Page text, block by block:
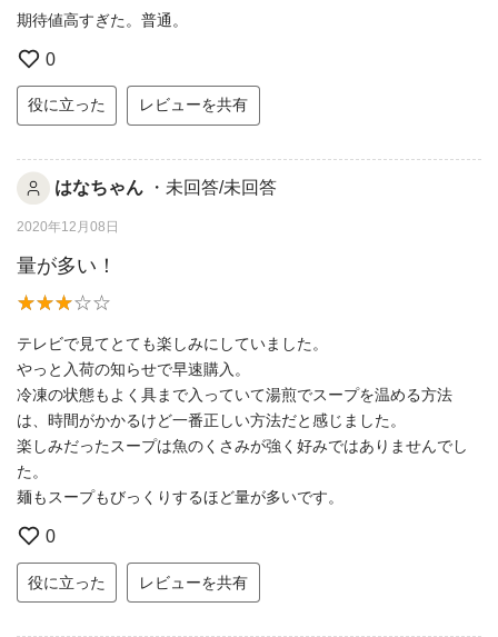
期待値高すぎた。普通。
0
役に立った レビューを共有
はなちゃん ・未回答/未回答
2020年12月08日
量が多い！
テレビで見てとても楽しみにしていました。
やっと入荷の知らせで早速購入。
冷凍の状態もよく具まで入っていて湯煎でスープを温める方法
は、時間がかかるけど一番正しい方法だと感じました。
楽しみだったスープは魚のくさみが強く好みではありませんでし
た。
麺もスープもびっくりするほど量が多いです。
0
役に立った レビューを共有